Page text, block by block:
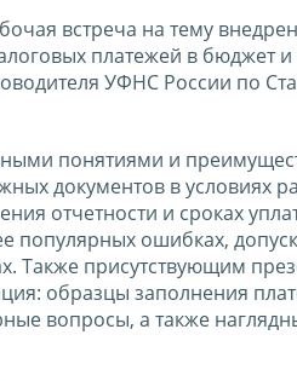
встреча на тему
платежей в бюджет
УФНС России по
понятиями и
документов в условиях
отчетности и сроках
популярных ошибках,
Также присутствующим
образцы заполнения
вопросы, а также